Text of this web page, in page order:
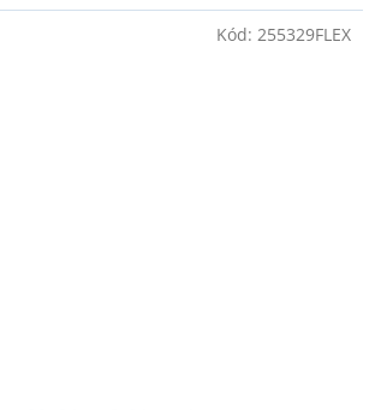
Kód: 255329FLEX